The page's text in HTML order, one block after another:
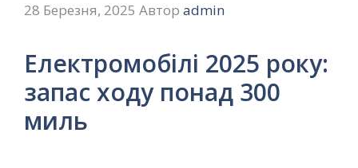
28 Березня, 2025 Автор admin
Електромобілі 2025 року:
запас ходу понад 300
миль